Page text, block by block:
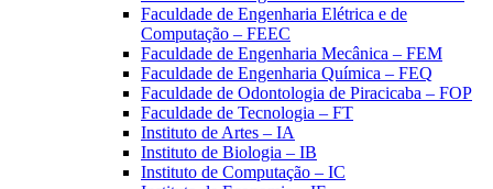
Faculdade de Engenharia Elétrica e de
Computação – FEEC
Faculdade de Engenharia Mecânica – FEM
Faculdade de Engenharia Química – FEQ
Faculdade de Odontologia de Piracicaba – FOP
Faculdade de Tecnologia – FT
Instituto de Artes – IA
Instituto de Biologia – IB
Instituto de Computação – IC